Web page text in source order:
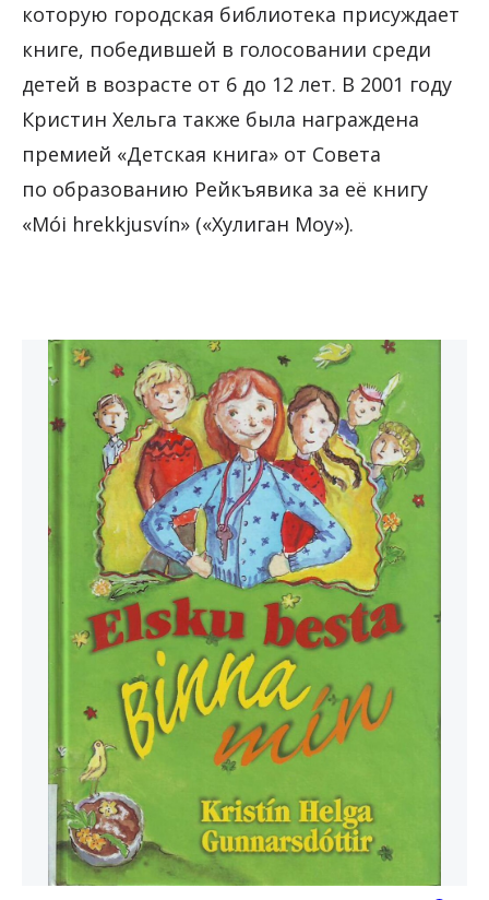
которую городская библиотека присуждает
книге, победившей в голосовании среди
детей в возрасте от 6 до 12 лет. В 2001 году
Кристин Хельга также была награждена
премией «Детская книга» от Совета
по образованию Рейкъявика за её книгу
«Mói hrekkjusvín» («Хулиган Моу»).